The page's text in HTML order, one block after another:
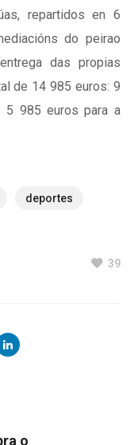
repartidos en 6
do peirao
das propias
de 14 985 euros: 9
5 985 euros para a
deportes
39
o